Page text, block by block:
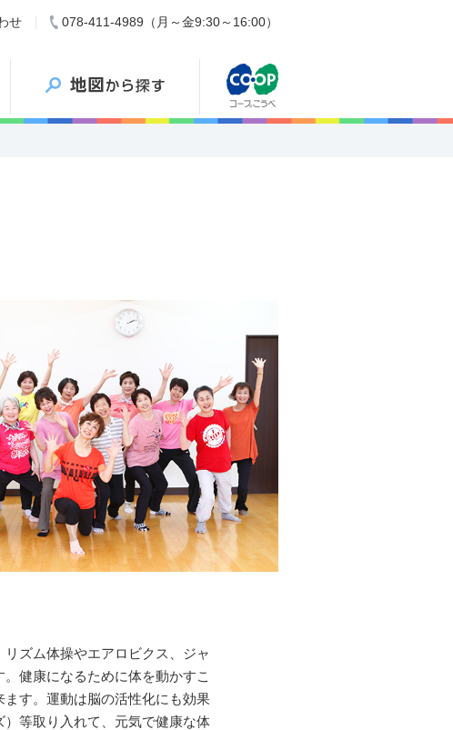
せ 078-411-4989（月～金9:30～16:00）
ズム体操やエアロビクス、ジャ
健康になるために体を動かすこ
す。運動は脳の活性化にも効果
等取り入れて、元気で健康な体